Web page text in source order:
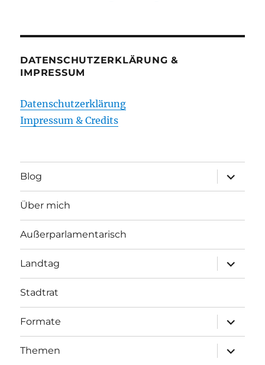
DATENSCHUTZERKLÄRUNG &
IMPRESSUM
Datenschutzerklärung
Impressum & Credits
Blog
öffnen
Über mich
Außerparlamentarisch
Landtag
öffnen
Stadtrat
Formate
öffnen
Themen
öffnen